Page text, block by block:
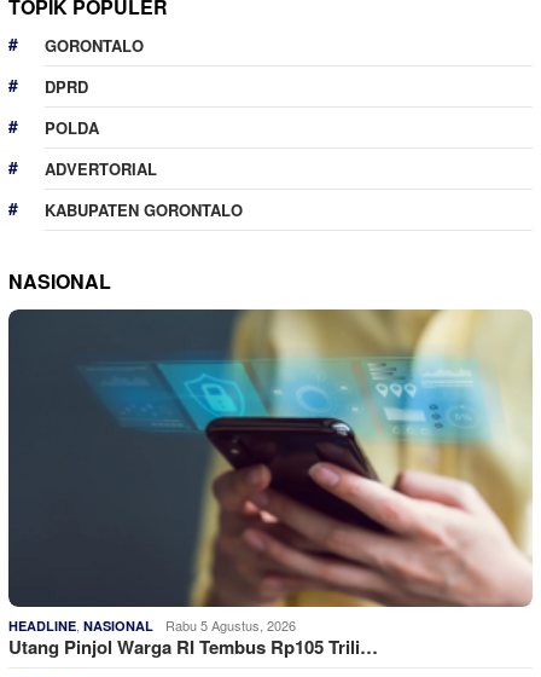
TOPIK POPULER
GORONTALO
DPRD
POLDA
ADVERTORIAL
KABUPATEN GORONTALO
NASIONAL
HEADLINE NASIONAL Rabu 5 Agustus, 2026
Utang Pinjol Warga RI Tembus Rp105 Trili…